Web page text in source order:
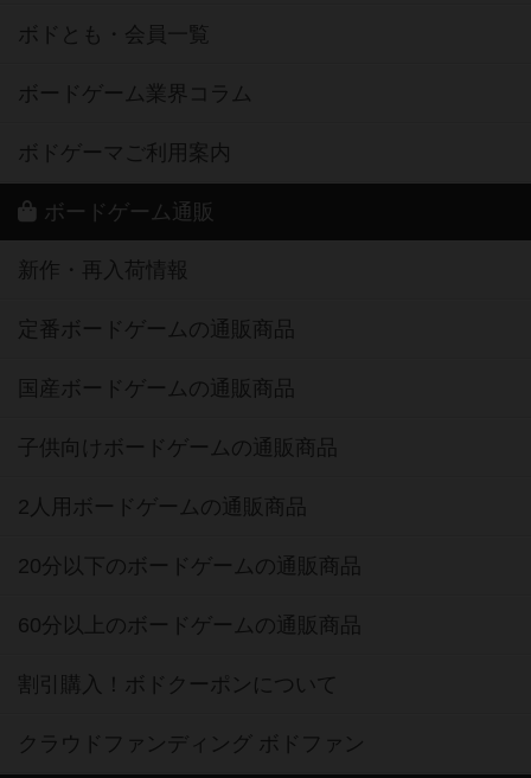
ボドとも・会員一覧
ボードゲーム業界コラム
ボドゲーマご利用案内
ボードゲーム通販
新作・再入荷情報
定番ボードゲームの通販商品
国産ボードゲームの通販商品
子供向けボードゲームの通販商品
2人用ボードゲームの通販商品
20分以下のボードゲームの通販商品
60分以上のボードゲームの通販商品
割引購入！ボドクーポンについて
クラウドファンディング ボドファン